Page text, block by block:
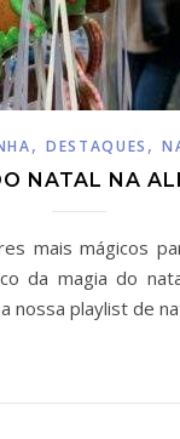
, DESTAQUES ,
NATAL NA
mais mágicos
da magia do
nossa playlist de